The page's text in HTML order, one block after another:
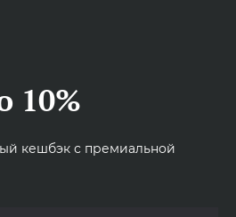
10%
кешбэк с премиальной